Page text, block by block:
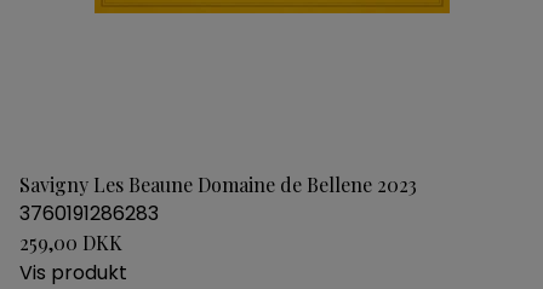
Savigny Les Beaune Domaine de Bellene 2023
3760191286283
259,00 DKK
Vis produkt